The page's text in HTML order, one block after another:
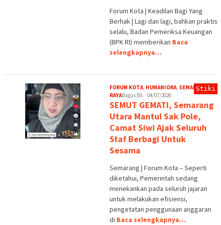
Forum Kota | Keadilan Bagi Yang
Berhak | Lagi dan lagi, bahkan praktis
selalu, Badan Pemeriksa Keuangan
(BPK RI) memberikan Baca
selengkapnya…
FORUM KOTA, HUMANIORA, SEMARANG
RAYABagus BS 04/07/2026
SEMUT GEMATI, Semarang
Utara Mantul Sak Pole,
Camat Siwi Ajak Seluruh
Staf Berbagi Untuk
Sesama
Semarang | Forum Kota – Seperti
diketahui, Pemerintah sedang
menekankan pada seluruh jajaran
untuk melakukan efisiensi,
pengetatan penggunaan anggaran
di Baca selengkapnya…
Stiki